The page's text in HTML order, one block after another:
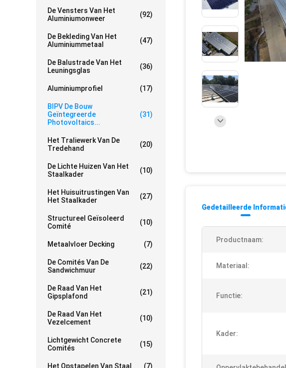
De Vensters Van Het
Aluminiumonweer
(92)
De Bekleding Van Het
Aluminiummetaal
(47)
De Balustrade Van Het
Leuningsglas
(36)
Aluminiumprofiel (17)
BIPV De Bouw
Geïntegreerde
Photovoltaics...
(31)
Het Traliewerk Van De
Tredehand
(20)
De Lichte Huizen Van Het
Staalkader
(10)
Het Huisuitrustingen Van
Het Staalkader
(27)
Structureel Geïsoleerd
Comité
(10)
Metaalvloer Decking (7)
De Comités Van De
Sandwichmuur
(22)
De Raad Van Het
Gipsplafond
(21)
De Raad Van Het
Vezelcement
(10)
Lichtgewicht Concrete
Comités
(15)
Het Opstapelen Van Staal (7)
Gedetailleerde
Productnaam:
Materiaal:
Functie:
Kader: